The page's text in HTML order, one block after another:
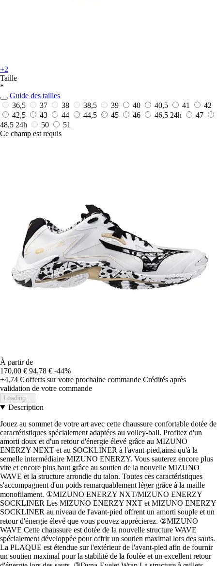
+2
Taille
*
Guide des tailles
36,5
37 38 38,5 39 40 40,5 41
42
42,5
43 44 44,5 45 46 46,5 24h
47
48,5 24h 50
51
Ce champ est requis
À partir de
170,00 € 94,78 € -44%
+4,74 € offerts sur votre prochaine commande Crédités après
validation de votre commande
Loading...
Description
Jouez au sommet de votre art avec cette chaussure confortable dotée de
caractéristiques spécialement adaptées au volley-ball. Profitez d'un
amorti doux et d'un retour d'énergie élevé grâce au MIZUNO
ENERZY NEXT et au SOCKLINER à l'avant-pied,ainsi qu'à la
semelle intermédiaire MIZUNO ENERZY. Vous sauterez encore plus
vite et encore plus haut grâce au soutien de la nouvelle MIZUNO
WAVE et la structure arrondie du talon. Toutes ces caractéristiques
s'accompagnent d'un poids remarquablement léger grâce à la maille
monofilament. ①MIZUNO ENERZY NXT/MIZUNO ENERZY
SOCKLINER Les MIZUNO ENERZY NXT et MIZUNO ENERZY
SOCKLINER au niveau de l'avant-pied offrent un amorti souple et un
retour d'énergie élevé que vous pouvez apprécierez. ②MIZUNO
WAVE Cette chaussure est dotée de la nouvelle structure WAVE
spécialement développée pour offrir un soutien maximal lors des sauts.
La PLAQUE est étendue sur l'extérieur de l'avant-pied afin de fournir
un soutien maximal pour la stabilité de la foulée et un excellent retour